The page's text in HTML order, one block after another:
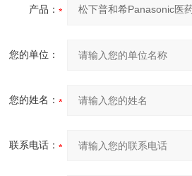
产品：
您的单位：
您的姓名：
联系电话：